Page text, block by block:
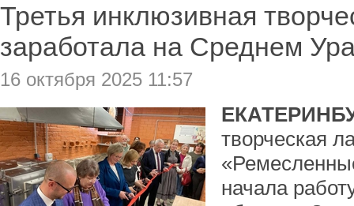
Третья инклюзивная
заработала на Среднем
16 октября 2025 11:57
творческая
начала